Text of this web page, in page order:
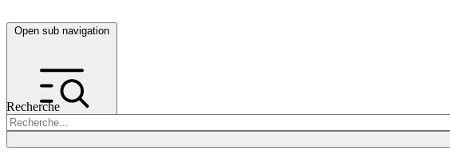
Open sub navigation
Recherche